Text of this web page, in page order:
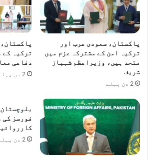
پاکستان، سعودی عرب اور
ترکیہ امن کے مشترکہ عزم میں
متحد ہیں، وزیراعظم شہباز
شریف
2 دن پہلے
ترکیہ کے
دفاعی
2 دن پہلے
فورسز کی
کارروائیاں، 12 دہشت
2 دن پہلے